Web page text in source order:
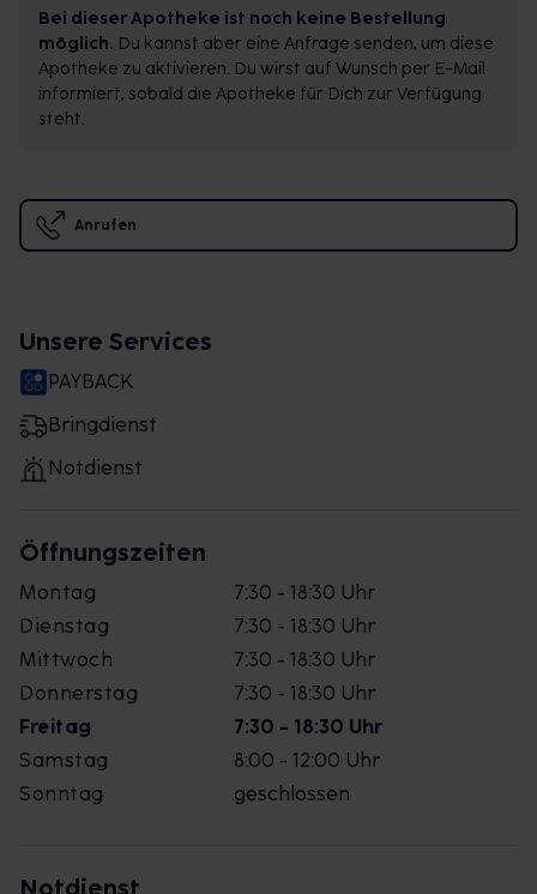
Bei dieser Apotheke ist noch keine Bestellung
möglich. Du kannst aber eine Anfrage senden, um diese
Apotheke zu aktivieren. Du wirst auf Wunsch per E-Mail
informiert, sobald die Apotheke für Dich zur Verfügung
steht.
Anrufen
Unsere Services
PAYBACK
Bringdienst
Notdienst
Öffnungszeiten
Montag
7:30 - 18:30 Uhr
Dienstag
7:30 - 18:30 Uhr
Mittwoch
7:30 - 18:30 Uhr
Donnerstag
7:30 - 18:30 Uhr
Freitag
7:30 - 18:30 Uhr
Samstag
8:00 - 12:00 Uhr
Sonntag
geschlossen
Notdienst